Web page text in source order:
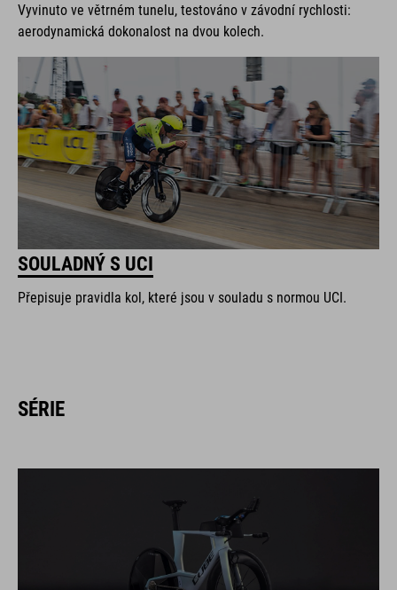
Vyvinuto ve větrném tunelu, testováno v závodní rychlosti:
aerodynamická dokonalost na dvou kolech.
SOULADNÝ S UCI
Přepisuje pravidla kol, které jsou v souladu s normou UCI.
SÉRIE